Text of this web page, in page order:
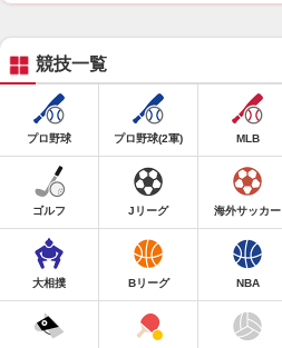
競技一覧
プロ野球 プロ野球(2軍) MLB
ゴルフ Jリーグ 海外サッカー
大相撲 Bリーグ NBA